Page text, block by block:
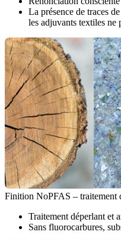
La présence de traces
les adjuvants textiles ne
Finition NoPFAS – traitement
Traitement déperlant et
Sans fluorocarbures,